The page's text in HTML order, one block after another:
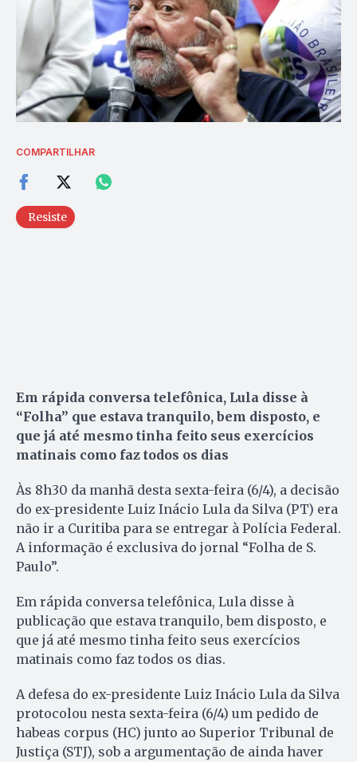
COMPARTILHAR
Resiste
Em rápida conversa telefônica, Lula disse à
“Folha” que estava tranquilo, bem disposto, e
que já até mesmo tinha feito seus exercícios
matinais como faz todos os dias
Às 8h30 da manhã desta sexta-feira (6/4), a decisão
do ex-presidente Luiz Inácio Lula da Silva (PT) era
não ir a Curitiba para se entregar à Polícia Federal.
A informação é exclusiva do jornal “Folha de S.
Paulo”.
Em rápida conversa telefônica, Lula disse à
publicação que estava tranquilo, bem disposto, e
que já até mesmo tinha feito seus exercícios
matinais como faz todos os dias.
A defesa do ex-presidente Luiz Inácio Lula da Silva
protocolou nesta sexta-feira (6/4) um pedido de
habeas corpus (HC) junto ao Superior Tribunal de
Justiça (STJ), sob a argumentação de ainda haver